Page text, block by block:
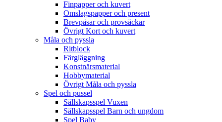
Finpapper och kuvert
Omslagspapper och present
Brevpåsar och provsäckar
Övrigt Kort och kuvert
Måla och pyssla
Ritblock
Färgläggning
Konstnärsmaterial
Hobbymaterial
Övrigt Måla och pyssla
Spel och pussel
Sällskapsspel Vuxen
Sällskapsspel Barn och ungdom
Spel Baby